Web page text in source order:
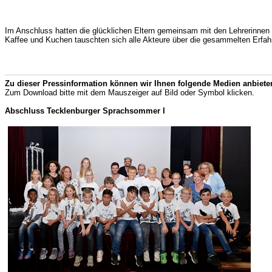
Im Anschluss hatten die glücklichen Eltern gemeinsam mit den
Kaffee und Kuchen tauschten sich alle Akteure über die gesammelten
Zu dieser Pressinformation können wir Ihnen folgende Medien
Zum Download bitte mit dem Mauszeiger auf Bild oder Symbol klicken.
Abschluss Tecklenburger Sprachsommer I